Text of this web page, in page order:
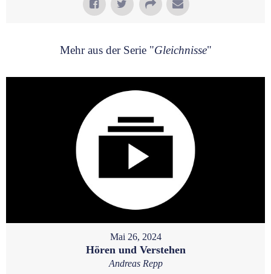
Mehr aus der Serie "Gleichnisse"
Mai 26, 2024
Hören und Verstehen
Andreas Repp